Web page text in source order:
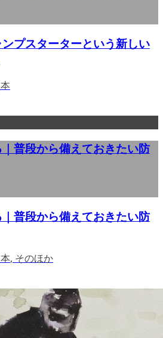
プスターターという新しい
普段から備えておきたい防
普段から備えておきたい防
, そのほか